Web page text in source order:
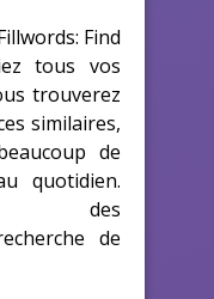
Find
tous vos
trouverez
similaires,
de
quotidien.
des
de